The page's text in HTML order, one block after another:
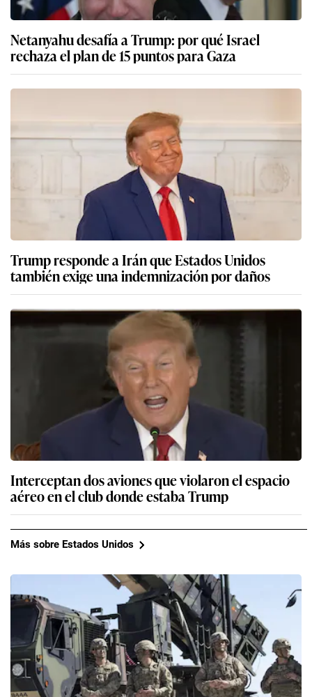
Netanyahu desafía a Trump: por qué Israel
rechaza el plan de 15 puntos para Gaza
Trump responde a Irán que Estados Unidos
también exige una indemnización por daños
Interceptan dos aviones que violaron el espacio
aéreo en el club donde estaba Trump
Más sobre Estados Unidos